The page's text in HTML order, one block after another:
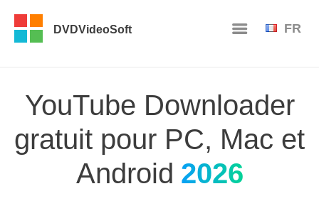
DVDVideoSoft FR
YouTube Downloader
gratuit pour PC, Mac et
Android 2026